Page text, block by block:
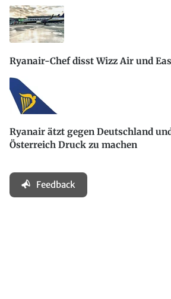
Ryanair-Chef disst Wizz Air und
Ryanair ätzt gegen Deutschland
Österreich Druck zu machen
Feedback